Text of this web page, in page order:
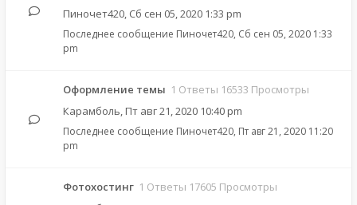
Пиночет420, Сб сен 05, 2020 1:33 pm
Последнее сообщение Пиночет420, Сб сен 05, 2020 1:33
pm
Оформление темы 1 Ответы 16533 Просмотры
Карамболь, Пт авг 21, 2020 10:40 pm
Последнее сообщение Пиночет420, Пт авг 21, 2020 11:20
pm
Фотохостинг 1 Ответы 17605 Просмотры